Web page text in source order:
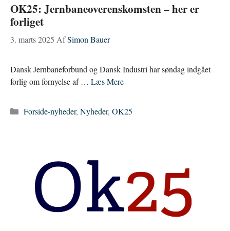
OK25: Jernbaneoverenskomsten – her er
forliget
3. marts 2025 AfSimon Bauer
Dansk Jernbaneforbund og Dansk Industri har søndag indgået
forlig om fornyelse af … Læs Mere
Kategorier
Forside-nyheder, Nyheder, OK25